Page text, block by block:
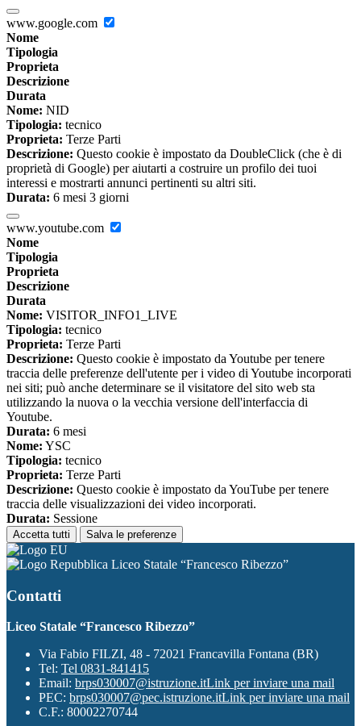
www.google.com
Nome
Tipologia
Proprieta
Descrizione
Durata
Nome: NID
Tipologia: tecnico
Proprieta: Terze Parti
Descrizione: Questo cookie è impostato da DoubleClick (che è di
proprietà di Google) per aiutarti a costruire un profilo dei tuoi
interessi e mostrarti annunci pertinenti su altri siti.
Durata: 6 mesi 3 giorni
www.youtube.com
Nome
Tipologia
Proprieta
Descrizione
Durata
Nome: VISITOR_INFO1_LIVE
Tipologia: tecnico
Proprieta: Terze Parti
Descrizione: Questo cookie è impostato da Youtube per tenere
traccia delle preferenze dell'utente per i video di Youtube incorporati
nei siti; può anche determinare se il visitatore del sito web sta
utilizzando la nuova o la vecchia versione dell'interfaccia di
Youtube.
Durata: 6 mesi
Nome: YSC
Tipologia: tecnico
Proprieta: Terze Parti
Descrizione: Questo cookie è impostato da YouTube per tenere
traccia delle visualizzazioni dei video incorporati.
Durata: Sessione
Accetta tutti Salva le preferenze
Liceo Statale “Francesco Ribezzo”
Contatti
Liceo Statale “Francesco Ribezzo”
Via Fabio FILZI, 48 - 72021 Francavilla Fontana (BR)
Tel: Tel 0831-841415
Email: brps030007@istruzione.itLink per inviare una mail
PEC: brps030007@pec.istruzione.itLink per inviare una mail
C.F.: 80002270744